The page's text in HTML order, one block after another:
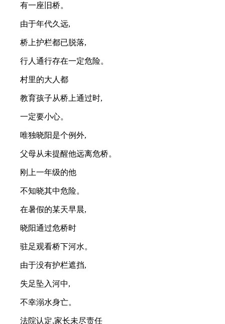
有一座旧桥。
由于年代久远,
桥上护栏都已脱落,
行人通行存在一定危险。
村里的大人都
教育孩子从桥上通过时,
一定要小心。
唯独晓阳是个例外,
父母从未提醒他远离危桥。
刚上一年级的他
不知晓其中危险。
在暑假的某天早晨,
晓阳通过危桥时
驻足观看桥下河水。
由于没有护栏遮挡,
失足坠入河中,
不幸溺水身亡。
法院认定,家长未尽责任